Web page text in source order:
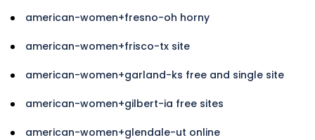
american-women+fresno-oh horny
american-women+frisco-tx site
american-women+garland-ks free and single site
american-women+gilbert-ia free sites
american-women+glendale-ut online